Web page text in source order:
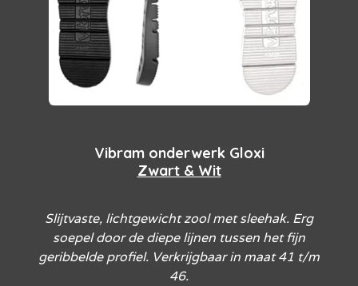
Vibram onderwerk Gloxi
Zwart & Wit
Slijtvaste, lichtgewicht zool met sleehak. Erg
soepel door de diepe lijnen tussen het fijn
geribbelde profiel. Verkrijgbaar in maat 41 t/m
46.